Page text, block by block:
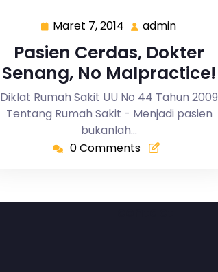
Maret 7, 2014 Maret
2014
admin
Pasien Cerdas, Dokter
Senang, No Malpractice!
Diklat Rumah Sakit UU No 44 Tahun 2009
Tentang Rumah Sakit - Menjadi pasien
bukanlah…
0 Comments